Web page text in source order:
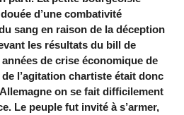
d’une combativité
sang en raison de la déception
les résultats du bill de
de crise économique de
de l’agitation chartiste était donc
on se fait difficilement
Le peuple fut invité à s’armer,